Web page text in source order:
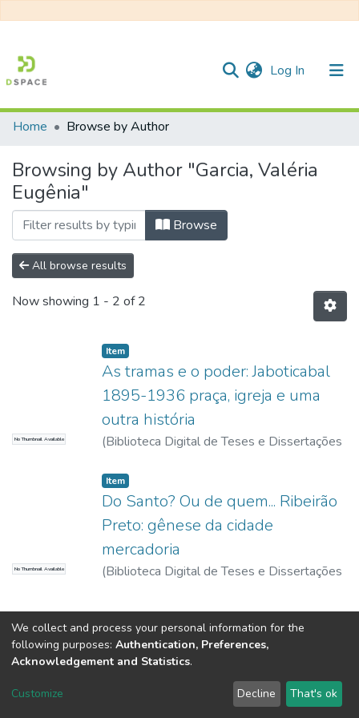
Log In (current)
Communities & Collections
All of DSpace
Home Browse by Author
Browsing by Author "Garcia, Valéria
Eugênia"
Browse
All browse results
Now showing 1 - 2 of 2
No Thumbnail Available
Item
As tramas e o poder: Jaboticabal
1895-1936 praça, igreja e uma
outra história
(Biblioteca Digital de Teses e Dissertações
Eugênia
No Thumbnail Available
Item
Do Santo? Ou de quem... Ribeirão
Preto: gênese da cidade
mercadoria
(Biblioteca Digital de Teses e Dissertações
Eugênia
DSpace software copyright © 2002-2026 LYRASIS
Send Feedback
We collect and process your personal information for the
following purposes: Authentication, Preferences,
Acknowledgement and Statistics.
Customize Decline That's ok